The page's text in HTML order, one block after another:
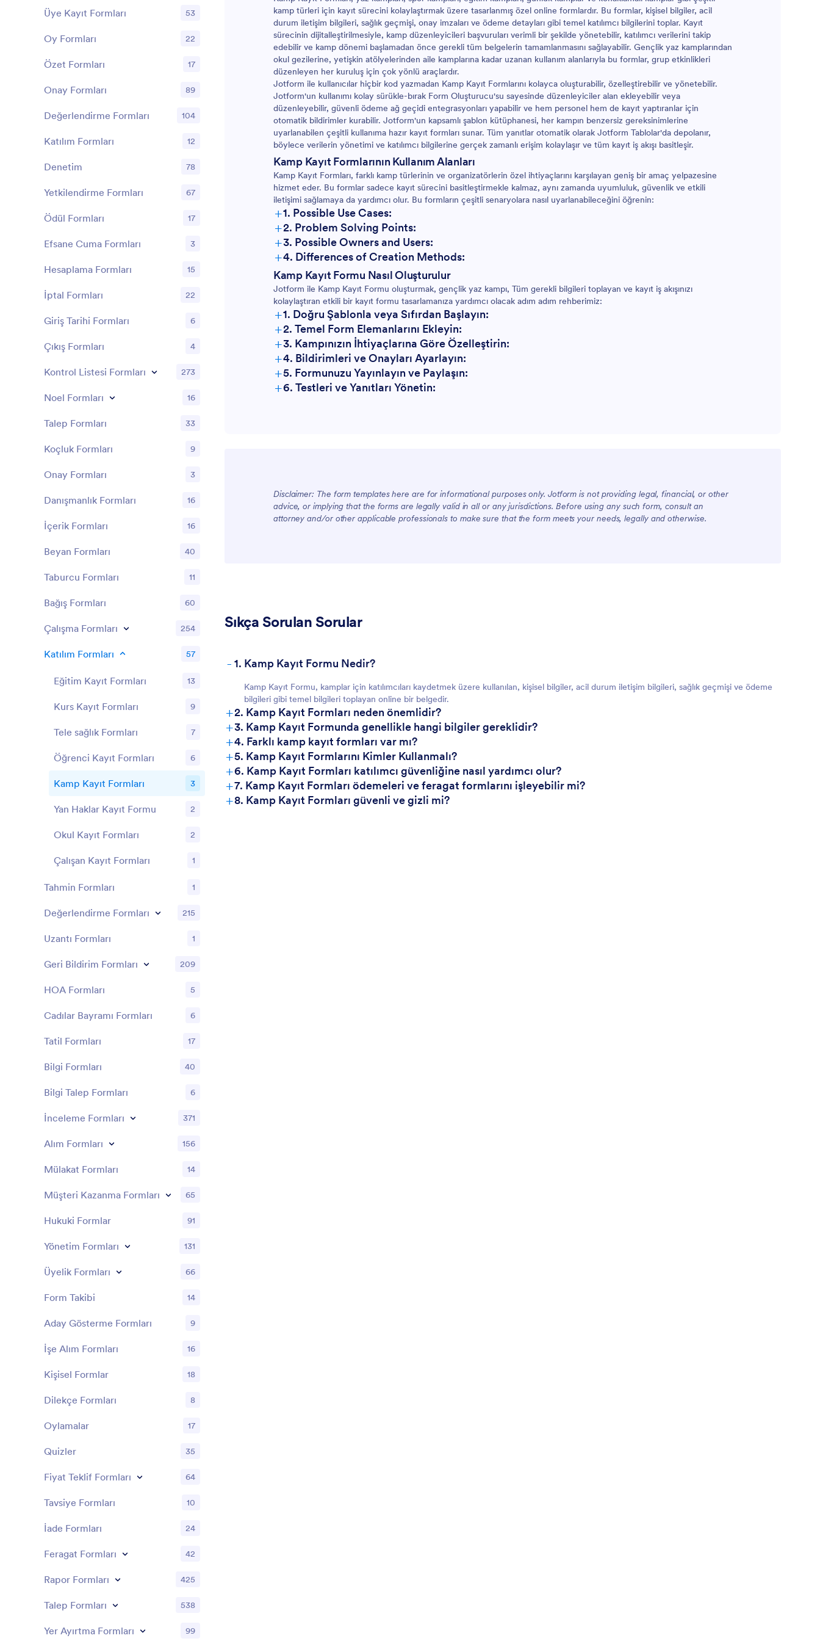
bilgi toplamak için hemen bugün ücretsiz
Kilise Kampı Kayıt Formumuza göz atın!
kamp türleri için kayıt sürecini kolaylaştırmak üzere tasarlanmış özel online formlardır. Bu formlar, kişisel bilgiler, acil
durum iletişim bilgileri, sağlık geçmişi, onay imzaları ve ödeme detayları gibi temel katılımcı bilgilerini toplar. Kayıt
sürecinin dijitalleştirilmesiyle, kamp düzenleyicileri başvuruları verimli bir şekilde yönetebilir, katılımcı verilerini takip
edebilir ve kamp dönemi başlamadan önce gerekli tüm belgelerin tamamlanmasını sağlayabilir. Gençlik yaz kamplarından
okul gezilerine, yetişkin atölyelerinden aile kamplarına kadar uzanan kullanım alanlarıyla bu formlar, grup etkinlikleri
düzenleyen her kuruluş için çok yönlü araçlardır.
Jotform ile kullanıcılar hiçbir kod yazmadan Kamp Kayıt Formlarını kolayca oluşturabilir, özelleştirebilir ve yönetebilir.
Jotform'un kullanımı kolay sürükle-bırak Form Oluşturucu'su sayesinde düzenleyiciler alan ekleyebilir veya
düzenleyebilir, güvenli ödeme ağ geçidi entegrasyonları yapabilir ve hem personel hem de kayıt yaptıranlar için
otomatik bildirimler kurabilir. Jotform'un kapsamlı şablon kütüphanesi, her kampın benzersiz gereksinimlerine
uyarlanabilen çeşitli kullanıma hazır kayıt formları sunar. Tüm yanıtlar otomatik olarak Jotform Tablolar'da depolanır,
böylece verilerin yönetimi ve katılımcı bilgilerine gerçek zamanlı erişim kolaylaşır ve tüm kayıt iş akışı basitleşir.
Kamp Kayıt Formlarının Kullanım Alanları
Kamp Kayıt Formları, farklı kamp türlerinin ve organizatörlerin özel ihtiyaçlarını karşılayan geniş bir amaç yelpazesine
hizmet eder. Bu formlar sadece kayıt sürecini basitleştirmekle kalmaz, aynı zamanda uyumluluk, güvenlik ve etkili
iletişimi sağlamaya da yardımcı olur. Bu formların çeşitli senaryolara nasıl uyarlanabileceğini öğrenin:
+1. Possible Use Cases:
+2. Problem Solving Points:
+3. Possible Owners and Users:
+4. Differences of Creation Methods:
Kamp Kayıt Formu Nasıl Oluşturulur
Jotform ile Kamp Kayıt Formu oluşturmak, gençlik yaz kampı, Tüm gerekli bilgileri toplayan ve kayıt iş akışınızı
kolaylaştıran etkili bir kayıt formu tasarlamanıza yardımcı olacak adım adım rehberimiz:
+1. Doğru Şablonla veya Sıfırdan Başlayın:
+2. Temel Form Elemanlarını Ekleyin:
+3. Kampınızın İhtiyaçlarına Göre Özelleştirin:
+4. Bildirimleri ve Onayları Ayarlayın:
+5. Formunuzu Yayınlayın ve Paylaşın:
+6. Testleri ve Yanıtları Yönetin:
Disclaimer: The form templates here are for informational purposes only. Jotform is not providing legal, financial, or other
advice, or implying that the forms are legally valid in all or any jurisdictions. Before using any such form, consult an
attorney and/or other applicable professionals to make sure that the form meets your needs, legally and otherwise.
Sıkça Sorulan Sorular
- 1. Kamp Kayıt Formu Nedir?
Kamp Kayıt Formu, kamplar için katılımcıları kaydetmek üzere kullanılan, kişisel bilgiler, acil durum iletişim bilgileri, sağlık geçmişi ve ödeme
bilgileri gibi temel bilgileri toplayan online bir belgedir.
+2. Kamp Kayıt Formları neden önemlidir?
+3. Kamp Kayıt Formunda genellikle hangi bilgiler gereklidir?
+4. Farklı kamp kayıt formları var mı?
+5. Kamp Kayıt Formlarını Kimler Kullanmalı?
+6. Kamp Kayıt Formları katılımcı güvenliğine nasıl yardımcı olur?
+7. Kamp Kayıt Formları ödemeleri ve feragat formlarını işleyebilir mi?
+8. Kamp Kayıt Formları güvenli ve gizli mi?
Üye Kayıt Formları 53
Oy Formları 22
Özet Formları 17
Onay Formları 89
Değerlendirme Formları 104
Katılım Formları 12
Denetim 78
Yetkilendirme Formları 67
Ödül Formları 17
Efsane Cuma Formları 3
Hesaplama Formları 15
İptal Formları 22
Giriş Tarihi Formları 6
Çıkış Formları 4
Kontrol Listesi Formları 273
Noel Formları 16
Talep Formları 33
Koçluk Formları 9
Onay Formları 3
Danışmanlık Formları 16
İçerik Formları 16
Beyan Formları 40
Taburcu Formları 11
Bağış Formları 60
Çalışma Formları 254
Katılım Formları 57
Eğitim Kayıt Formları 13
Kurs Kayıt Formları 9
Tele sağlık Formları 7
Öğrenci Kayıt Formları 6
Kamp Kayıt Formları 3
Yan Haklar Kayıt Formu 2
Okul Kayıt Formları 2
Çalışan Kayıt Formları 1
Tahmin Formları 1
Değerlendirme Formları 215
Uzantı Formları 1
Geri Bildirim Formları 209
HOA Formları 5
Cadılar Bayramı Formları 6
Tatil Formları 17
Bilgi Formları 40
Bilgi Talep Formları 6
İnceleme Formları 371
Alım Formları 156
Mülakat Formları 14
Müşteri Kazanma Formları 65
Hukuki Formlar 91
Yönetim Formları 131
Üyelik Formları 66
Form Takibi 14
Aday Gösterme Formları 9
İşe Alım Formları 16
Kişisel Formlar 18
Dilekçe Formları 8
Oylamalar 17
Quizler 35
Fiyat Teklif Formları 64
Tavsiye Formları 10
İade Formları 24
Feragat Formları 42
Rapor Formları 425
Talep Formları 538
Yer Ayırtma Formları 99